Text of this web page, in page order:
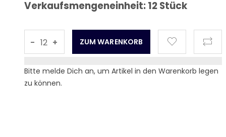
Verkaufsmengeneinheit: 12 Stück
- +
Bitte melde Dich an, um Artikel in den Warenkorb legen
zu können.